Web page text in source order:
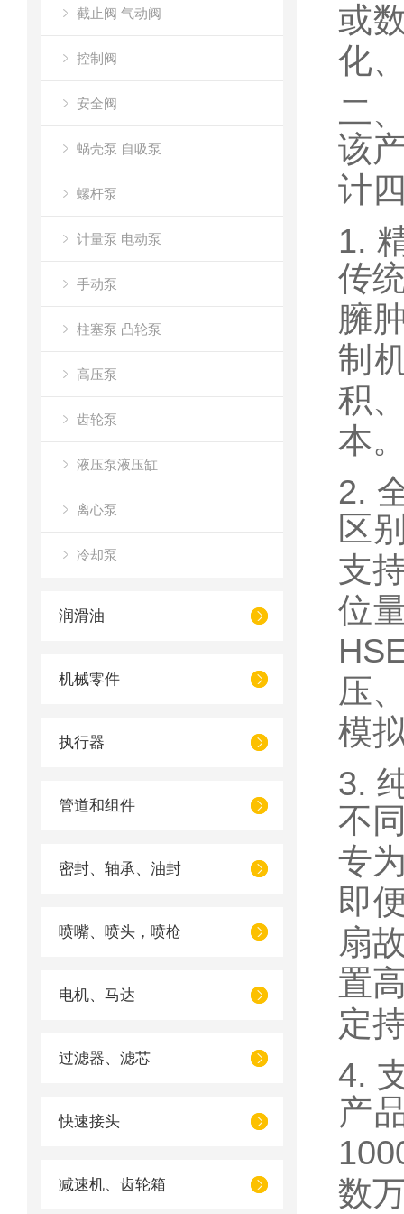
截止阀 气动阀
控制阀
安全阀
蜗壳泵 自吸泵
螺杆泵
计量泵 电动泵
手动泵
柱塞泵 凸轮泵
高压泵
齿轮泵
液压泵液压缸
离心泵
冷却泵
润滑油
机械零件
执行器
管道和组件
密封、轴承、油封
喷嘴、喷头，喷枪
电机、马达
过滤器、滤芯
快速接头
减速机、齿轮箱
或
化
二
该
计
1.
传
臃
制
积
本
2.
区
支
位
压
模
3.
不
专
即
扇
置
定
4.
产
数